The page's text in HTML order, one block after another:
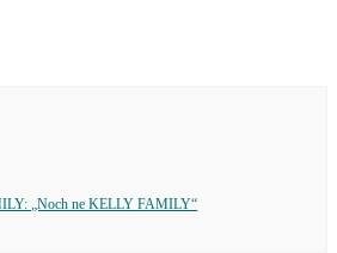
„Noch ne KELLY FAMILY“